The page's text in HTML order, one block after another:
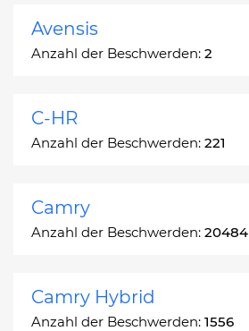
Avensis
Anzahl der Beschwerden: 2
C-HR
Anzahl der Beschwerden: 221
Camry
Anzahl der Beschwerden: 20484
Camry Hybrid
Anzahl der Beschwerden: 1556